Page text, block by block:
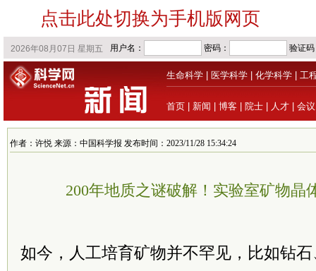
点击此处切换为手机版网页
生命科学 医学科学 化学科学 工
首页 新闻 博客 院士 人才 会议
作者：许悦 来源：中国科学报 发布时间：2023/11/28 15:34:24
200年地质之谜破解！实验室矿物晶
如今，人工培育矿物并不罕见，比如钻